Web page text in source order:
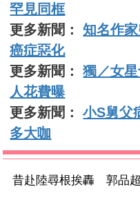
罕見同框
更多新聞：知名作
癌症惡化
更多新聞：獨／女
人花費曝
更多新聞：小S舅父
多大咖
昔赴陸尋根挨轟 郭品